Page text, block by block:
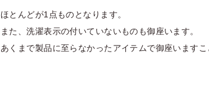
ほとんどが1点ものとなります。
また、洗濯表示の付いていないものも御座います。
あくまで製品に至らなかったアイテムで御座います